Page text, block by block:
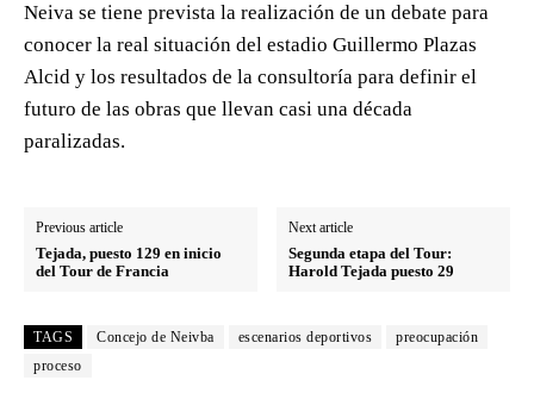
Neiva se tiene prevista la realización de un debate para
conocer la real situación del estadio Guillermo Plazas
Alcid y los resultados de la consultoría para definir el
futuro de las obras que llevan casi una década
paralizadas.
Previous article
Tejada, puesto 129 en inicio
del Tour de Francia
Next article
Segunda etapa del Tour:
Harold Tejada puesto 29
TAGS Concejo de Neivba escenarios deportivos
preocupación
proceso